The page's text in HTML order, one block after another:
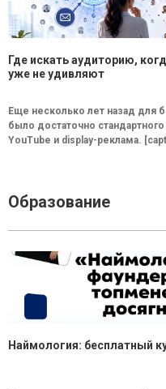
Где искать аудиторию,
уже не удивляют
Еще несколько лет назад для
было достаточно
YouTube и display-реклама.
Образование
Наймология: бесплатный